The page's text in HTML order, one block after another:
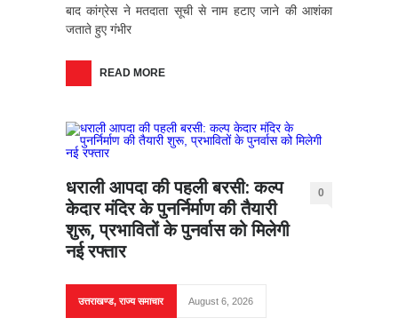
बाद कांग्रेस ने मतदाता सूची से नाम हटाए जाने की आशंका
जताते हुए गंभीर
READ MORE
धराली आपदा की पहली बरसी: कल्प
केदार मंदिर के पुनर्निर्माण की तैयारी
शुरू, प्रभावितों के पुनर्वास को मिलेगी
नई रफ्तार
0
उत्तराखण्ड,राज्य समाचार August 6, 2026